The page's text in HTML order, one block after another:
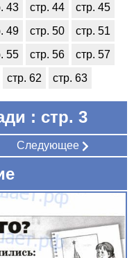
43 стр. 44
стр. 45
49 стр. 50
стр. 51
55 стр. 56
стр. 57
стр. 62 стр. 63
: стр. 3
Следующее